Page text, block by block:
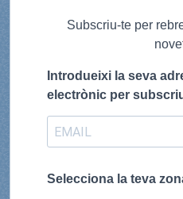
Subscriu-te per
Introdueixi la seva
electrònic per
Selecciona la teva